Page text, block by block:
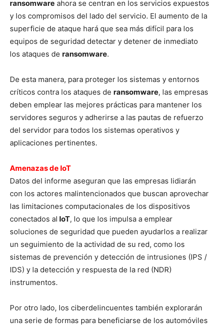
ransomware ahora se centran en los servicios expuestos
y los compromisos del lado del servicio. El aumento de la
superficie de ataque hará que sea más difícil para los
equipos de seguridad detectar y detener de inmediato
los ataques de ransomware.
De esta manera, para proteger los sistemas y entornos
críticos contra los ataques de ransomware, las empresas
deben emplear las mejores prácticas para mantener los
servidores seguros y adherirse a las pautas de refuerzo
del servidor para todos los sistemas operativos y
aplicaciones pertinentes.
Amenazas de IoT
Datos del informe aseguran que las empresas lidiarán
con los actores malintencionados que buscan aprovechar
las limitaciones computacionales de los dispositivos
conectados al IoT, lo que los impulsa a emplear
soluciones de seguridad que pueden ayudarlos a realizar
un seguimiento de la actividad de su red, como los
sistemas de prevención y detección de intrusiones (IPS /
IDS) y la detección y respuesta de la red (NDR)
instrumentos.
Por otro lado, los ciberdelincuentes también explorarán
una serie de formas para beneficiarse de los automóviles